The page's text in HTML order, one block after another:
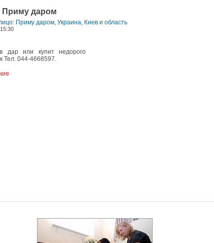
Приму даром
Приму даром, Украина, Киев и область
дар или купит недорого
Тел. 044-4668597.